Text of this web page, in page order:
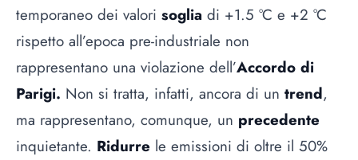
temporaneo dei valori soglia di +1.5 °C e +2 °C
rispetto all’epoca pre-industriale non
rappresentano una violazione dell’Accordo di
Parigi. Non si tratta, infatti, ancora di un trend,
ma rappresentano, comunque, un precedente
inquietante. Ridurre le emissioni di oltre il 50%